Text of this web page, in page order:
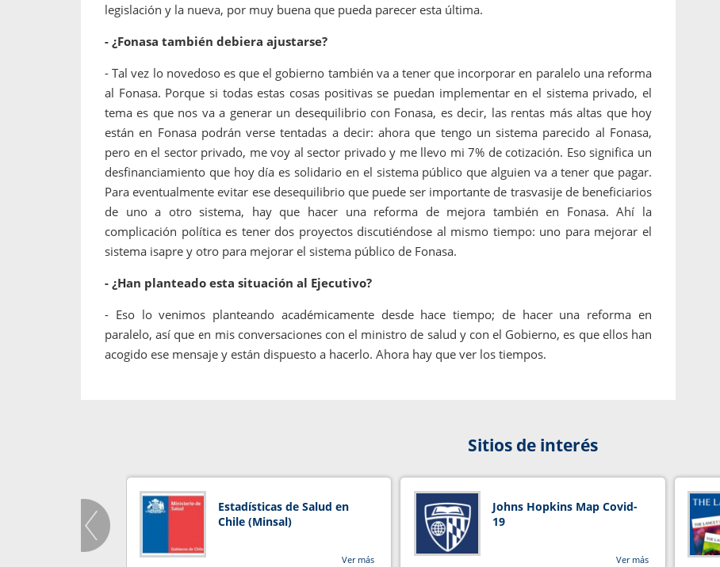
legislación y la nueva, por muy buena que pueda parecer esta última.
- ¿Fonasa también debiera ajustarse?
- Tal vez lo novedoso es que el gobierno también va a tener que incorporar en paralelo una reforma
al Fonasa. Porque si todas estas cosas positivas se puedan implementar en el sistema privado, el
tema es que nos va a generar un desequilibrio con Fonasa, es decir, las rentas más altas que hoy
están en Fonasa podrán verse tentadas a decir: ahora que tengo un sistema parecido al Fonasa,
pero en el sector privado, me voy al sector privado y me llevo mi 7% de cotización. Eso significa un
desfinanciamiento que hoy día es solidario en el sistema público que alguien va a tener que pagar.
Para eventualmente evitar ese desequilibrio que puede ser importante de trasvasije de beneficiarios
de uno a otro sistema, hay que hacer una reforma de mejora también en Fonasa. Ahí la
complicación política es tener dos proyectos discutiéndose al mismo tiempo: uno para mejorar el
sistema isapre y otro para mejorar el sistema público de Fonasa.
- ¿Han planteado esta situación al Ejecutivo?
- Eso lo venimos planteando académicamente desde hace tiempo; de hacer una reforma en
paralelo, así que en mis conversaciones con el ministro de salud y con el Gobierno, es que ellos han
acogido ese mensaje y están dispuesto a hacerlo. Ahora hay que ver los tiempos.
Sitios de interés
Estadísticas de Salud en
Chile (Minsal)
Ver más
Johns Hopkins Map Covid-
19
Ver más